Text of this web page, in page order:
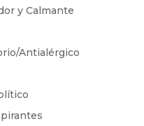
y Calmante
Antialérgico